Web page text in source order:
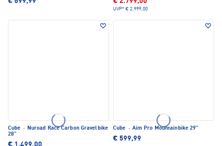
UVP* € 2.999,00
Cube · Nuroad Race Carbon Gravelbike
28"
Cube · Aim Pro Mountainbike 29"
€ 599,99